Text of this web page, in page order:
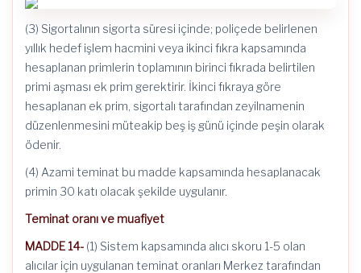
(3) Sigortalının sigorta süresi içinde; poliçede belirlenen
yıllık hedef işlem hacmini veya ikinci fıkra kapsamında
hesaplanan primlerin toplamının birinci fıkrada belirtilen
primi aşması ek prim gerektirir. İkinci fıkraya göre
hesaplanan ek prim, sigortalı tarafından zeyilnamenin
düzenlenmesini müteakip beş iş günü içinde peşin olarak
ödenir.
(4) Azami teminat bu madde kapsamında hesaplanacak
primin 30 katı olacak şekilde uygulanır.
Teminat oranı ve muafiyet
MADDE 14- (1) Sistem kapsamında alıcı skoru 1-5 olan
alıcılar için uygulanan teminat oranları Merkez tarafından